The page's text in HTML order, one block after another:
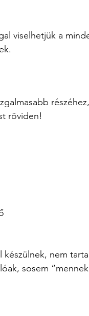
viselhetjük a
röviden!
készülnek, nem
sosem